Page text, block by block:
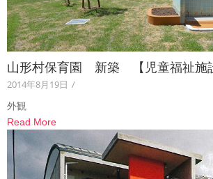
山形村保育園 新築 【児童福祉施
2014年8月19日 /
外観
Read More